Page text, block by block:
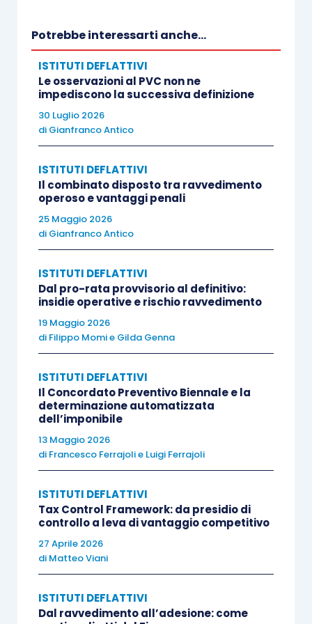
In altre parole, i giudici di prime cure, accogliendo
l’eccezione dell’ufficio, hanno dichiarato
inammissibile il ricorso, ritenendo che, dopo la
sottoscrizione dell’atto di adesione, l’avviso di
accertamento conserva efficacia solo a garanzia
delle somme dovute.
La pronuncia viene confermata anche in grado di
appello.
Il ricorso in Cassazione – L’argomentazione del
contribuente
La conferma della pronuncia di II grado da parte
dei giudici di appello non ferma il contribuente
che impugna la sentenza dinanzi ai giudici di
piazza Cavour.
In particolare, parte privata affida l’intero ricorso a
un unico motivo di gravame incentrato sul dato
testuale della normativa che, secondo una
puntuale interpretazione dovrebbe, senza dubbio
inconfutabile: l’adesione si perfeziona solo al
Potrebbe interessarti anche...
ISTITUTI DEFLATTIVI
Le osservazioni al PVC non ne
impediscono la successiva definizione
30 Luglio 2026
di Gianfranco Antico
ISTITUTI DEFLATTIVI
Il combinato disposto tra ravvedimento
operoso e vantaggi penali
25 Maggio 2026
di Gianfranco Antico
ISTITUTI DEFLATTIVI
Dal pro-rata provvisorio al definitivo:
insidie operative e rischio ravvedimento
19 Maggio 2026
di Filippo Momie Gilda Genna
ISTITUTI DEFLATTIVI
Il Concordato Preventivo Biennale e la
determinazione automatizzata
dell’imponibile
13 Maggio 2026
di Francesco Ferrajolie Luigi Ferrajoli
ISTITUTI DEFLATTIVI
Tax Control Framework: da presidio di
controllo a leva di vantaggio competitivo
27 Aprile 2026
di Matteo Viani
ISTITUTI DEFLATTIVI
Dal ravvedimento all’adesione: come